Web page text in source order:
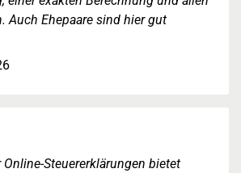
Auch Ehepaare sind hier gut
Online-Steuererklärungen bietet